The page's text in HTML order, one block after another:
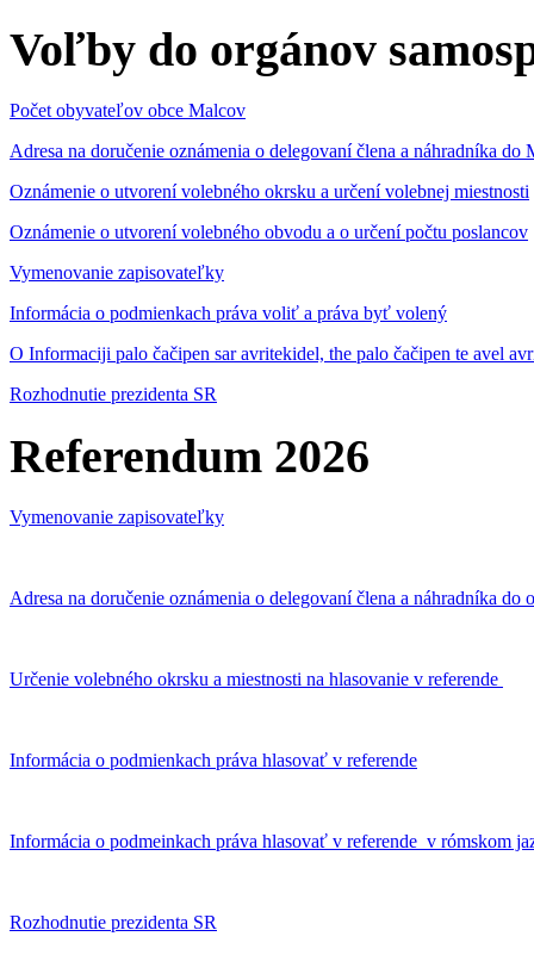
Voľby do orgánov
Počet obyvateľov obce Malcov
Adresa na doručenie oznámenia o delegovaní člena a náhradníka
Oznámenie o utvorení volebného okrsku a určení volebnej miestnosti
Oznámenie o utvorení volebného obvodu a o určení počtu poslancov
Vymenovanie zapisovateľky
Informácia o podmienkach práva voliť a práva byť volený
O Informaciji palo čačipen sar avritekidel, the palo čačipen te avel
Rozhodnutie prezidenta SR
Referendum 2026
Vymenovanie zapisovateľky
Adresa na doručenie oznámenia o delegovaní člena a náhradníka
Určenie volebného okrsku a miestnosti na hlasovanie v referende
Informácia o podmienkach práva hlasovať v referende
Informácia o podmeinkach práva hlasovať v referende v rómskom
Rozhodnutie prezidenta SR